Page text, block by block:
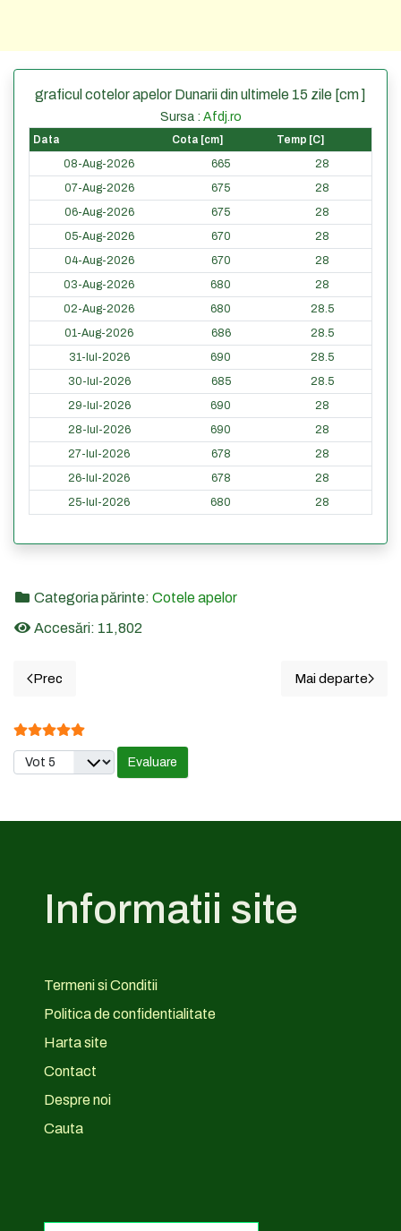
graficul cotelor apelor Dunarii din ultimele 15 zile [cm ]
Sursa : Afdj.ro
Data Cota [cm]
Temp [C]
08-Aug-2026
665
28
07-Aug-2026
675
28
06-Aug-2026
675
28
05-Aug-2026
670
28
04-Aug-2026
670
28
03-Aug-2026
680
28
02-Aug-2026
680
28.5
01-Aug-2026
686
28.5
31-Iul-2026
690
28.5
30-Iul-2026
685
28.5
29-Iul-2026
690
28
28-Iul-2026
690
28
27-Iul-2026
678
28
26-Iul-2026
678
28
25-Iul-2026
680 28
Categoria părinte: Cotele apelor
Accesări: 11,802
Articol precedent: 20. ORSOVA - Cotele din ultimele 365
Prec
Articolul
Mai departe
Evaluare utilizator:
Vă rugăm să evaluați
Informatii site
Termeni si Conditii
Politica de confidentialitate
Harta site
Contact
Despre noi
Cauta